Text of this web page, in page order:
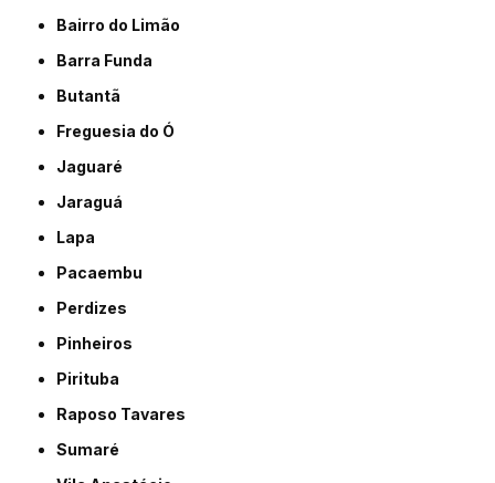
Bairro do Limão
Barra Funda
Butantã
Freguesia do Ó
Jaguaré
Jaraguá
Lapa
Pacaembu
Perdizes
Pinheiros
Pirituba
Raposo Tavares
Sumaré